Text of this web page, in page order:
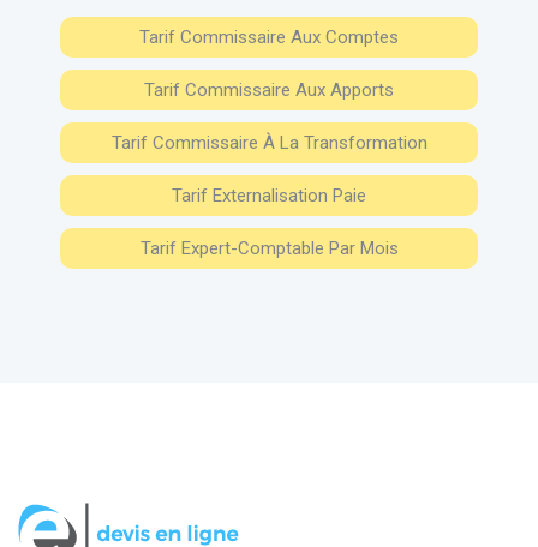
Tarif Commissaire Aux Comptes
Tarif Commissaire Aux Apports
Tarif Commissaire À La Transformation
Tarif Externalisation Paie
Tarif Expert-Comptable Par Mois